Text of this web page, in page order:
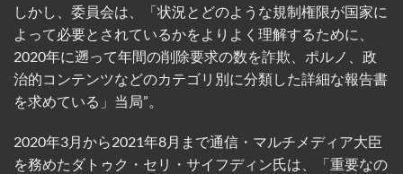
しかし、委員会は、「状況とどのような規制権限が国家に
よって必要とされているかをよりよく理解するために、
2020年に遡って年間の削除要求の数を詐欺、ポルノ、政
治的コンテンツなどのカテゴリ別に分類した詳細な報告書
を求めている」当局”。
2020年3月から2021年8月まで通信・マルチメディア大臣
を務めたダトゥク・セリ・サイフディン氏は、「重要なの